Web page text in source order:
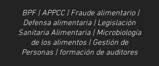
BPF | APPCC | Fraude alimentario |
Defensa alimentaria | Legislación
Sanitaria Alimentaria | Microbiología
de los alimentos | Gestión de
Personas | formación de auditores